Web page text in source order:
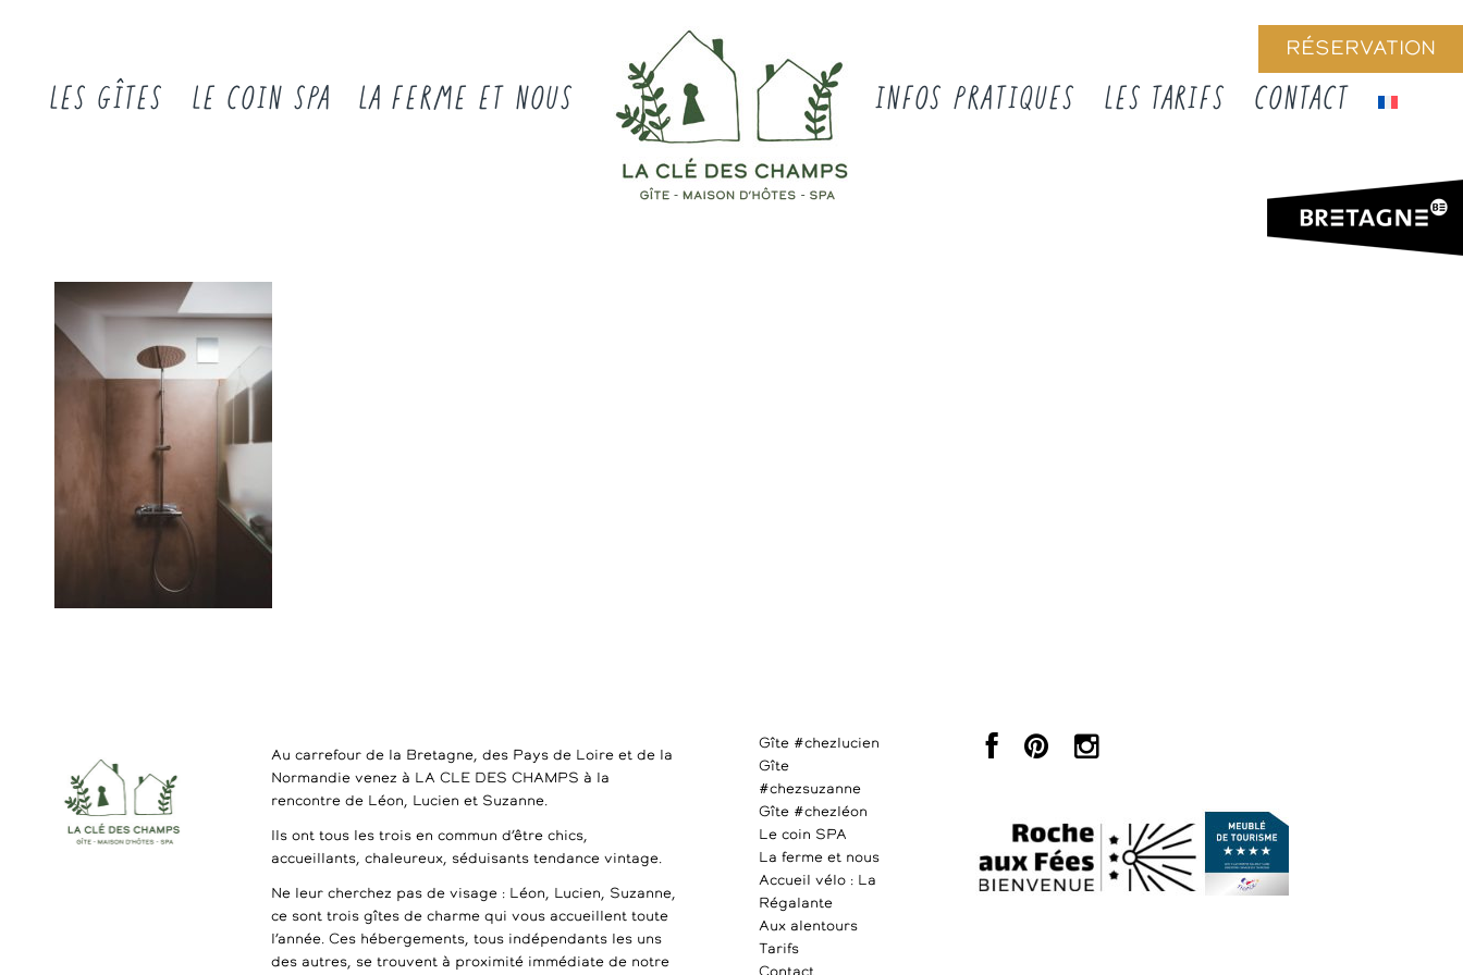
RÉSERVATION
LES GÎTES LE COIN SPA LA FERME ET NOUS INFOS PRATIQUES LES TARIFS CONTACT
Au carrefour de la Bretagne, des Pays de Loire et de la
Normandie venez à LA CLE DES CHAMPS à la
rencontre de Léon, Lucien et Suzanne.
Ils ont tous les trois en commun d’être chics,
accueillants, chaleureux, séduisants tendance vintage.
Ne leur cherchez pas de visage : Léon, Lucien, Suzanne,
ce sont trois gîtes de charme qui vous accueillent toute
l’année. Ces hébergements, tous indépendants les uns
des autres, se trouvent à proximité immédiate de notre
Gîte #chezlucien
Gîte
#chezsuzanne
Gîte #chezléon
Le coin SPA
La ferme et nous
Accueil vélo : La
Régalante
Aux alentours
Tarifs